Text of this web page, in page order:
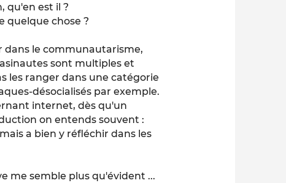
qu'en est il ?
quelque chose ?
dans le communautarisme,
sont multiples et
les ranger dans une catégorie
désocialisés par exemple.
internet, dès qu'un
on entends souvent :
a bien y réfléchir dans les
me semble plus qu'évident ...